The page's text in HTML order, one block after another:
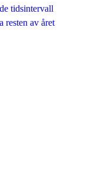
tidsintervall
resten av året